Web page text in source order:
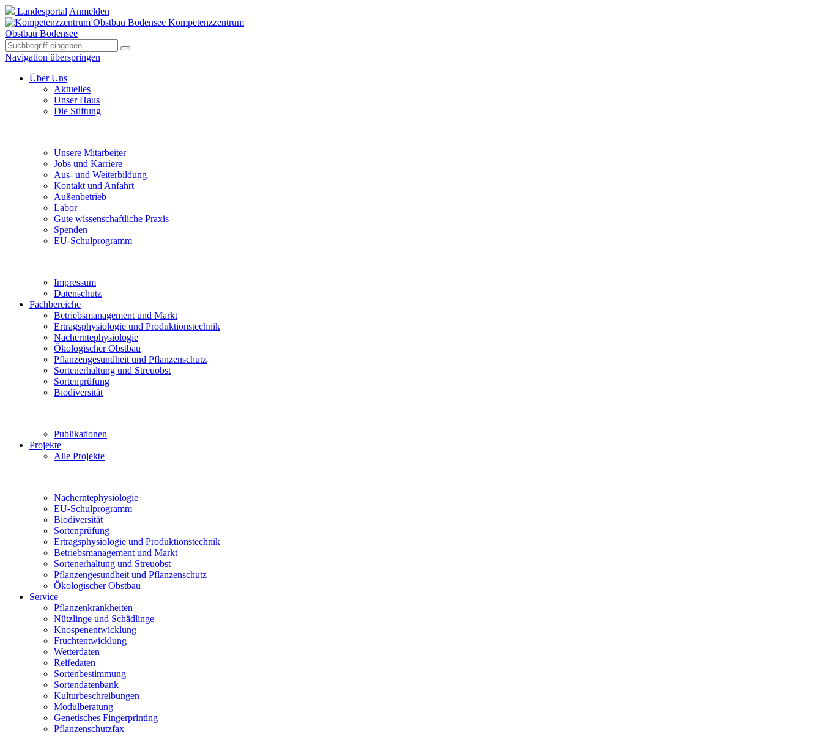
Landesportal Anmelden
Kompetenzzentrum
Obstbau Bodensee
Navigation überspringen
Über Uns
Aktuelles
Unser Haus
Die Stiftung
Unsere Mitarbeiter
Jobs und Karriere
Aus- und Weiterbildung
Kontakt und Anfahrt
Außenbetrieb
Labor
Gute wissenschaftliche Praxis
Spenden
EU-Schulprogramm
Impressum
Datenschutz
Fachbereiche
Betriebsmanagement und Markt
Ertragsphysiologie und Produktionstechnik
Nacherntephysiologie
Ökologischer Obstbau
Pflanzengesundheit und Pflanzenschutz
Sortenerhaltung und Streuobst
Sortenprüfung
Biodiversität
Publikationen
Projekte
Alle Projekte
Nacherntephysiologie
EU-Schulprogramm
Biodiversität
Sortenprüfung
Ertragsphysiologie und Produktionstechnik
Betriebsmanagement und Markt
Sortenerhaltung und Streuobst
Pflanzengesundheit und Pflanzenschutz
Ökologischer Obstbau
Service
Pflanzenkrankheiten
Nützlinge und Schädlinge
Knospenentwicklung
Fruchtentwicklung
Wetterdaten
Reifedaten
Sortenbestimmung
Sortendatenbank
Kulturbeschreibungen
Modulberatung
Genetisches Fingerprinting
Pflanzenschutzfax